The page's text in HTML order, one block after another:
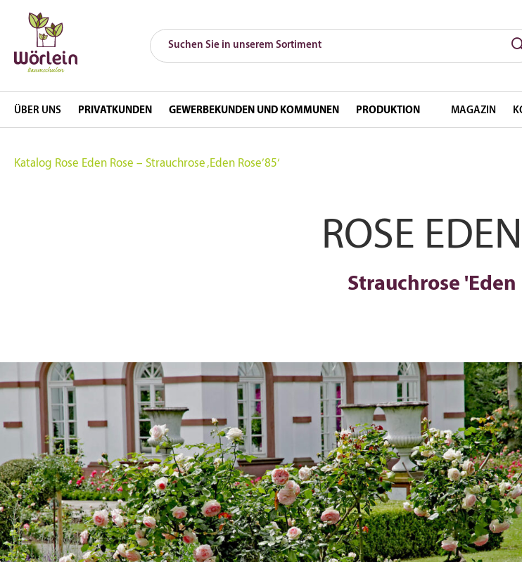
ÜBER UNS PRIVATKUNDEN GEWERBEKUNDEN UND KOMMUNEN PRODUKTION MAGAZIN
Katalog Rose Eden Rose – Strauchrose ‚Eden Rose’85‘
ROSE
Strauchrose 'Eden